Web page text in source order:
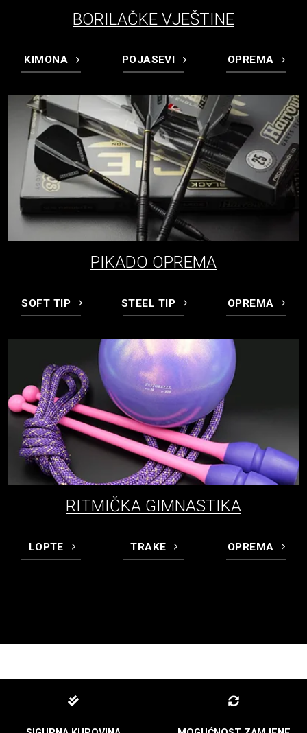
BORILAČKE VJEŠTINE
KIMONA POJASEVI OPREMA
PIKADO OPREMA
SOFT TIP STEEL TIP OPREMA
RITMIČKA GIMNASTIKA
LOPTE TRAKE OPREMA